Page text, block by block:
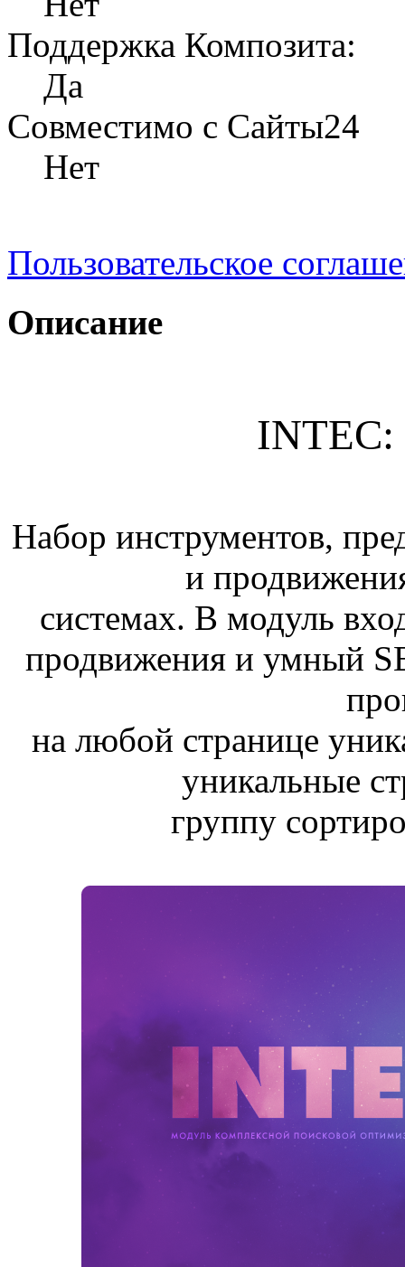
Поддержка Композита:
Да
Совместимо с Сайты24
Нет
Пользовательское
Описание
INTEC:
Набор инструментов,
и
системах. В модуль
продвижения и умный
на любой странице
уникальные
группу